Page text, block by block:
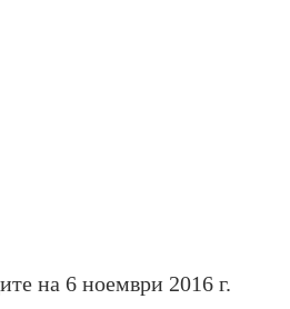
на 6 ноември 2016 г.